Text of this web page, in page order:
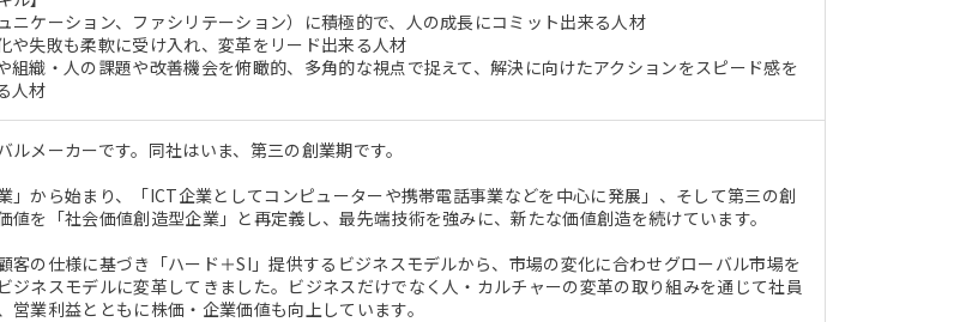
ニケーション、ファシリテーション）に積極的で、人の成長にコミット出来る人材
や失敗も柔軟に受け入れ、変革をリード出来る人材
組織・人の課題や改善機会を俯瞰的、多角的な視点で捉えて、解決に向けたアクションをスピード感を
人材
ルメーカーです。同社はいま、第三の創業期です。
」から始まり、「ICT企業としてコンピューターや携帯電話事業などを中心に発展」、そして第三の創
値を「社会価値創造型企業」と再定義し、最先端技術を強みに、新たな価値創造を続けています。
客の仕様に基づき「ハード＋SI」提供するビジネスモデルから、市場の変化に合わせグローバル市場を
ジネスモデルに変革してきました。ビジネスだけでなく人・カルチャーの変革の取り組みを通じて社員
営業利益とともに株価・企業価値も向上しています。